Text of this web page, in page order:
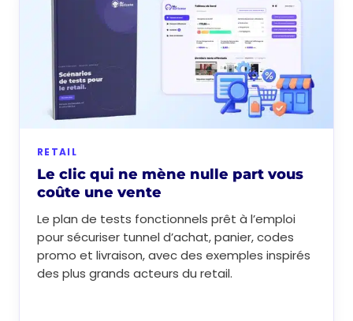
RETAIL
Le clic qui ne mène nulle part vous
coûte une vente
Le plan de tests fonctionnels prêt à l’emploi
pour sécuriser tunnel d’achat, panier, codes
promo et livraison, avec des exemples inspirés
des plus grands acteurs du retail.